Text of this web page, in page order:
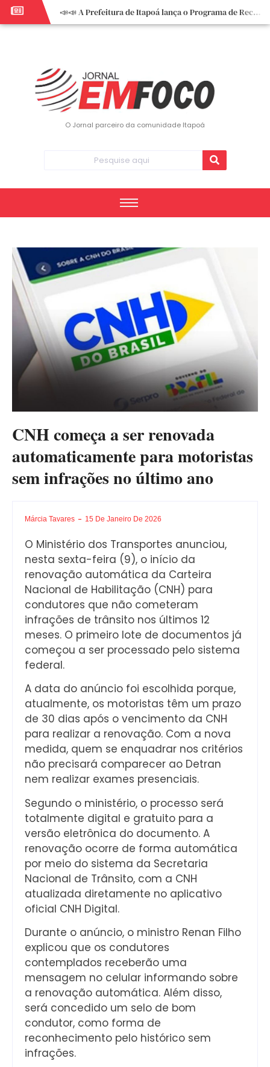
📣📣 A Prefeitura de Itapoá lança o Programa de Recuperação Fiscal (REFIS).
📢 Empreendedor do turismo, esta oportunidade é para você! Itapoá – SC.
O Jornal parceiro da comunidade Itapoá
CNH começa a ser renovada
automaticamente para motoristas
sem infrações no último ano
Márcia Tavares 15 De Janeiro De 2026
O Ministério dos Transportes anunciou,
nesta sexta-feira (9), o início da
renovação automática da Carteira
Nacional de Habilitação (CNH) para
condutores que não cometeram
infrações de trânsito nos últimos 12
meses. O primeiro lote de documentos já
começou a ser processado pelo sistema
federal.
A data do anúncio foi escolhida porque,
atualmente, os motoristas têm um prazo
de 30 dias após o vencimento da CNH
para realizar a renovação. Com a nova
medida, quem se enquadrar nos critérios
não precisará comparecer ao Detran
nem realizar exames presenciais.
Segundo o ministério, o processo será
totalmente digital e gratuito para a
versão eletrônica do documento. A
renovação ocorre de forma automática
por meio do sistema da Secretaria
Nacional de Trânsito, com a CNH
atualizada diretamente no aplicativo
oficial CNH Digital.
Durante o anúncio, o ministro Renan Filho
explicou que os condutores
contemplados receberão uma
mensagem no celular informando sobre
a renovação automática. Além disso,
será concedido um selo de bom
condutor, como forma de
reconhecimento pelo histórico sem
infrações.